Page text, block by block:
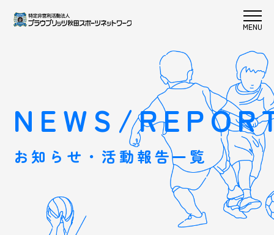
NEWS/
お知らせ・活動報告一覧